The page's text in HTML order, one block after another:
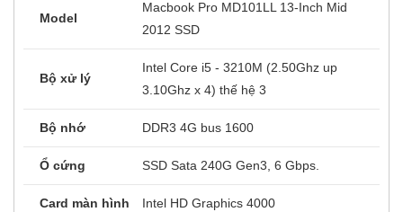
Model
Macbook Pro MD101LL 13-Inch Mid
2012 SSD
Bộ xử lý
Intel Core i5 - 3210M (2.50Ghz up
3.10Ghz x 4) thế hệ 3
Bộ nhớ DDR3 4G bus 1600
Ổ cứng SSD Sata 240G Gen3, 6 Gbps.
Card màn hình Intel HD Graphics 4000